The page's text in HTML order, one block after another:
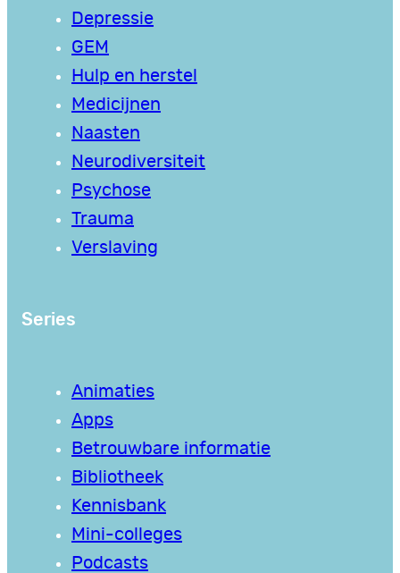
Depressie
GEM
Hulp en herstel
Medicijnen
Naasten
Neurodiversiteit
Psychose
Trauma
Verslaving
Series
Animaties
Apps
Betrouwbare informatie
Bibliotheek
Kennisbank
Mini-colleges
Podcasts